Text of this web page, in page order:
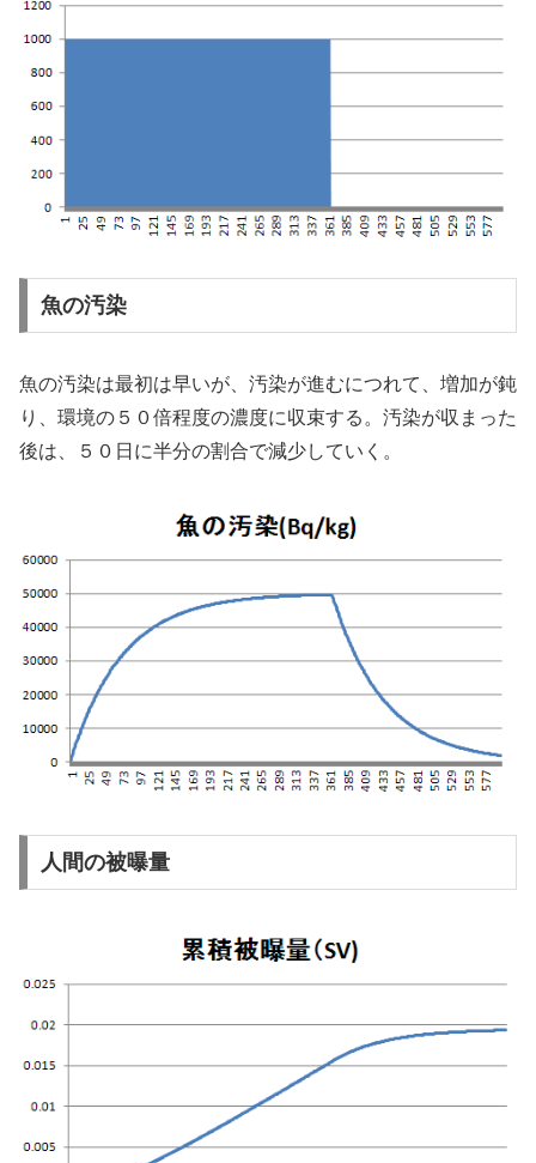
魚の汚染
魚の汚染は最初は早いが、汚染が進むにつれて、増加が鈍
り、環境の５０倍程度の濃度に収束する。汚染が収まった
後は、５０日に半分の割合で減少していく。
人間の被曝量